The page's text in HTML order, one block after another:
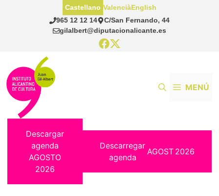
965 12 12 14
C/San Fernando, 44
gilalbert@diputacionalicante.es
Castellano ValenciàEnglish
MENÚ
Descargar
agenda
AGOSTO
2026
Descarregar
agenda
AGOST 2026